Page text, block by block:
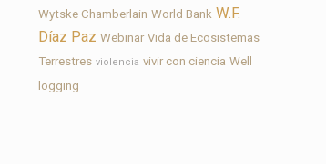
Wytske Chamberlain World Bank W.F.
Díaz Paz Webinar Vida de Ecosistemas
Terrestres violencia vivir con ciencia Well
logging